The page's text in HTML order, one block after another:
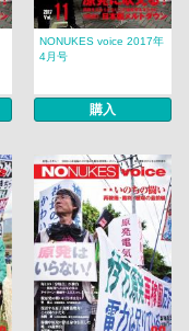
NONUKES voice 2017年
4月号
購入